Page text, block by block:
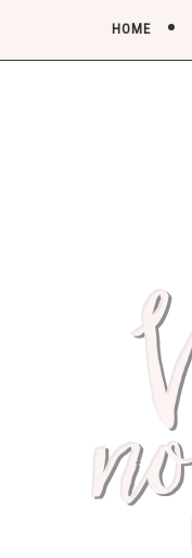
HOME